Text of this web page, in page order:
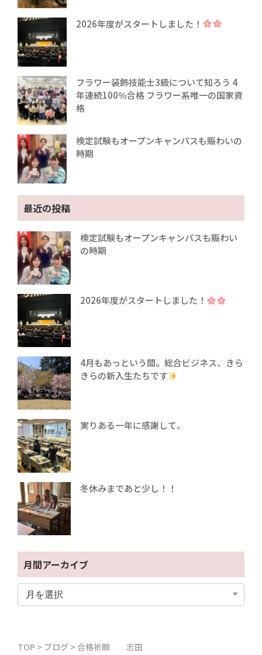
2026年度がスタートしました！
フラワー装飾技能士3級について知ろう 4
年連続100％合格 フラワー系唯一の国家資
格
検定試験もオープンキャンパスも賑わいの
時期
最近の投稿
検定試験もオープンキャンパスも賑わい
の時期
2026年度がスタートしました！
4月もあっという間。総合ビジネス、きら
きらの新入生たちです
実りある一年に感謝して。
冬休みまであと少し！！
月間アーカイブ
TOP > ブログ > 合格祈願 志田